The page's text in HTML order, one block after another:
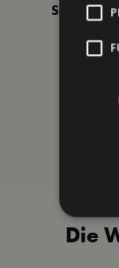
Salat &
Die